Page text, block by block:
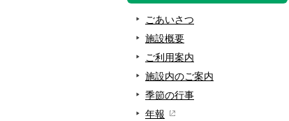
ごあいさつ
施設概要
ご利用案内
施設内のご案内
季節の行事
年報